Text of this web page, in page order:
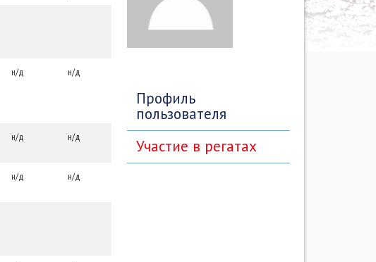
н/д н/д
н/д н/д
н/д н/д
Профиль
пользователя
Участие в регатах